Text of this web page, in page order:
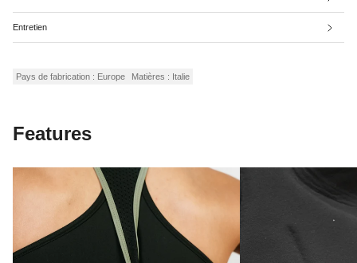
Entretien
Pays de fabrication : Europe Matières : Italie
Features